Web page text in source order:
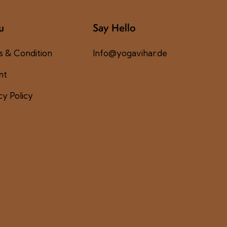
& Condition
Policy
Say Hello
Info@yogavihar.de